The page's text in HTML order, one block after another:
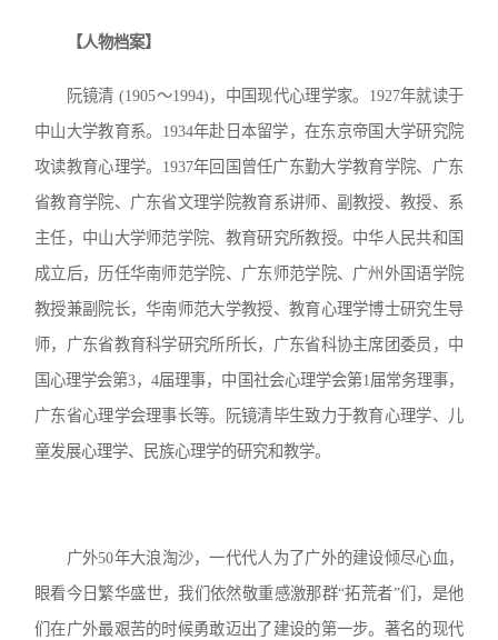
【人物档案】
阮镜清 (1905～1994)，中国现代心理学家。1927年就读于
中山大学教育系。1934年赴日本留学，在东京帝国大学研究院
攻读教育心理学。1937年回国曾任广东勤大学教育学院、广东
省教育学院、广东省文理学院教育系讲师、副教授、教授、系
主任，中山大学师范学院、教育研究所教授。中华人民共和国
成立后，历任华南师范学院、广东师范学院、广州外国语学院
教授兼副院长，华南师范大学教授、教育心理学博士研究生导
师，广东省教育科学研究所所长，广东省科协主席团委员，中
国心理学会第3，4届理事，中国社会心理学会第1届常务理事，
广东省心理学会理事长等。阮镜清毕生致力于教育心理学、儿
童发展心理学、民族心理学的研究和教学。
广外50年大浪淘沙，一代代人为了广外的建设倾尽心血，
眼看今日繁华盛世，我们依然敬重感激那群“拓荒者”们，是他
们在广外最艰苦的时候勇敢迈出了建设的第一步。著名的现代